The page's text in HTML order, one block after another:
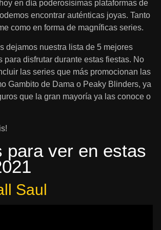
en día poderosísimas plataformas de
encontrar auténticas joyas. Tanto
como en forma de magníficas series.
dejamos nuestra lista de 5 mejores
para disfrutar durante estas fiestas. No
las series que más promocionan las
Gambito de Dama o Peaky Blinders, ya
que la gran mayoría ya las conoce o
para ver en estas
Saul